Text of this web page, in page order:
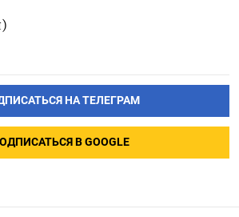
НА ТЕЛЕГРАМ
В GOOGLE